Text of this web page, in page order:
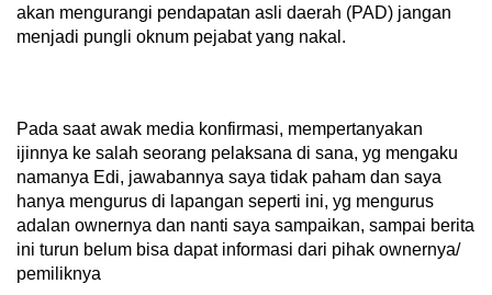
akan mengurangi pendapatan asli daerah (PAD) jangan
menjadi pungli oknum pejabat yang nakal.
Pada saat awak media konfirmasi, mempertanyakan
ijinnya ke salah seorang pelaksana di sana, yg mengaku
namanya Edi, jawabannya saya tidak paham dan saya
hanya mengurus di lapangan seperti ini, yg mengurus
adalan ownernya dan nanti saya sampaikan, sampai berita
ini turun belum bisa dapat informasi dari pihak ownernya/
pemiliknya